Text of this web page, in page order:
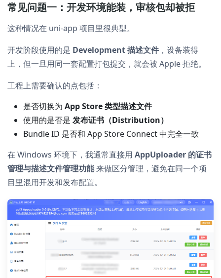
常见问题一：开发环境能装，审核包却被拒
这种情况在 uni-app 项目里很典型。
开发阶段使用的是 Development 描述文件 ，设备装得
上，但一旦用同一套配置打包提交，就会被 Apple 拒绝。
工程上需要确认的点包括：
是否切换为 App Store 类型描述文件
使用的是否是 发布证书（Distribution）
Bundle ID 是否和 App Store Connect 中完全一致
在 Windows 环境下，我通常直接用 AppUploader 的证书
管理与描述文件管理功能来做区分管理，避免在同一个项
目里混用开发和发布配置。